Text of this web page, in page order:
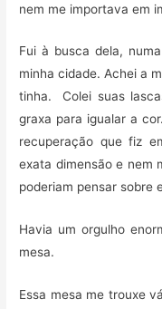
nem me importava em
Fui à busca dela,
minha cidade. Achei a
tinha. Colei suas
graxa para igualar a
recuperação que fiz
exata dimensão e nem
poderiam pensar sobre
Havia um orgulho
mesa.
Essa mesa me trouxe